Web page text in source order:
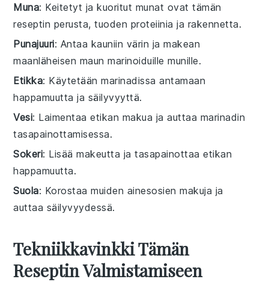
Muna: Keitetyt ja kuoritut munat ovat tämän
reseptin perusta, tuoden proteiinia ja rakennetta.
Punajuuri: Antaa kauniin värin ja makean
maanläheisen maun marinoiduille munille.
Etikka: Käytetään marinadissa antamaan
happamuutta ja säilyvyyttä.
Vesi: Laimentaa etikan makua ja auttaa marinadin
tasapainottamisessa.
Sokeri: Lisää makeutta ja tasapainottaa etikan
happamuutta.
Suola: Korostaa muiden ainesosien makuja ja
auttaa säilyvyydessä.
Tekniikkavinkki Tämän
Reseptin Valmistamiseen